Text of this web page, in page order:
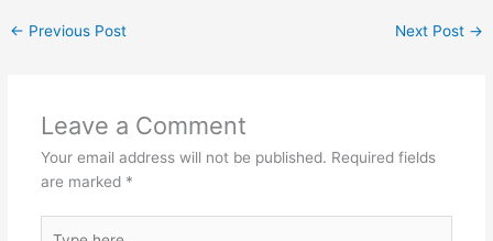
← Previous Post Next Post →
Leave a Comment
Your email address will not be published. Required fields
are marked *